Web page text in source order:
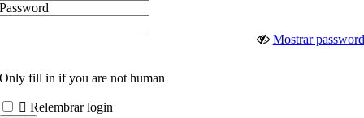
Password
Mostrar password
Only fill in if you are not human
Relembrar login